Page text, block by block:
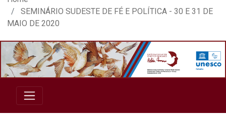
SEMINÁRIO SUDESTE DE FÉ E POLÍTICA - 30 E 31 DE
MAIO DE 2020